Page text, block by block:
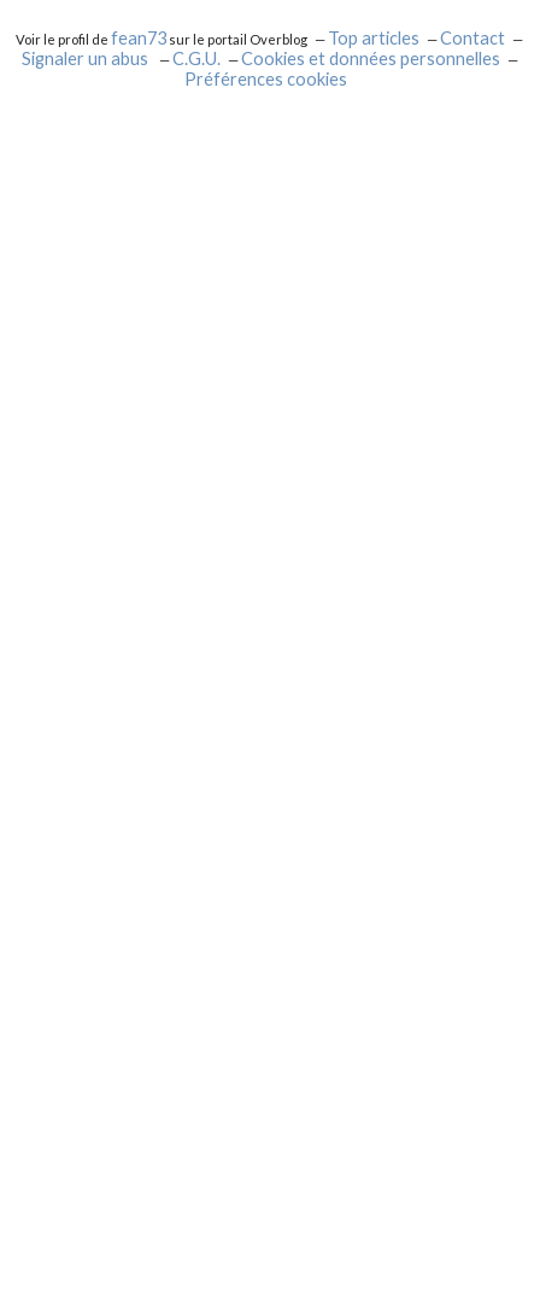
Voir le profil defean73 sur le portail Overblog Top articles
Contact
Signaler un abus
C.G.U.
Cookies et données personnelles
Préférences cookies